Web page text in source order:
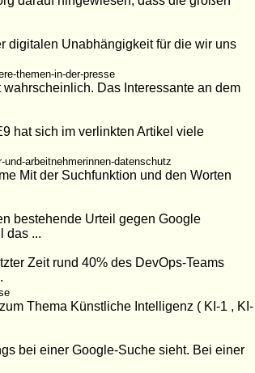
digitalen Unabhängigkeit für die wir uns
themen-in-der-presse
Das Interessante an dem
hat sich im verlinkten Artikel viele
arbeitnehmerinnen-datenschutz
Mit der Suchfunktion und den Worten
bestehende Urteil gegen Google
das ...
Zeit rund 40% des DevOps-Teams
Thema Künstliche Intelligenz ( KI-1 , KI-
bei einer Google-Suche sieht. Bei einer